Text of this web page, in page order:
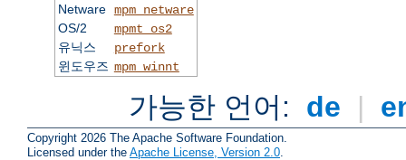
Netware mpm_netware
OS/2
mpmt_os2
유닉스
prefork
윈도우즈 mpm_winnt
가능한 언어: de |
Copyright 2026 The Apache Software Foundation.
Licensed under the Apache License, Version 2.0